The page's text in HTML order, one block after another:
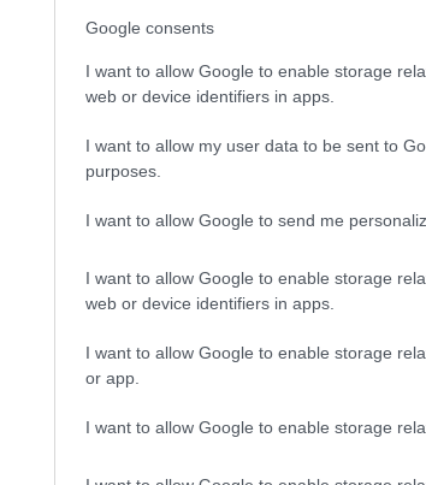
Google consents
I want to allow Google to enable storage
web or device identifiers in apps.
I want to allow my user data to be sent to
purposes.
I want to allow Google to send me
I want to allow Google to enable storage
web or device identifiers in apps.
I want to allow Google to enable storage
or app.
I want to allow Google to enable storage